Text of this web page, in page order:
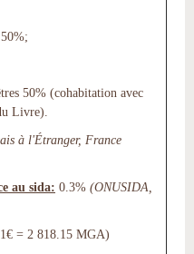
50% (cohabitation avec
Livre).
à l'Étranger, France
au sida: 0.3% (ONUSIDA,
= 2 818.15 MGA)